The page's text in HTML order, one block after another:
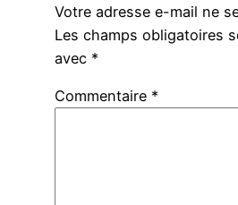
Votre adresse e-mail ne
Les champs obligatoires
avec *
Commentaire *